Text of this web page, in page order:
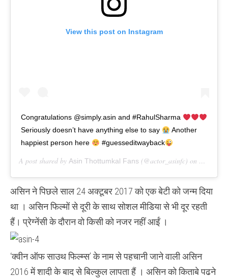
View this post on Instagram
Congratulations @simply.asin and #RahulSharma
Seriously doesn’t have anything else to say
Another
happiest person here
#guesseditwayback
A post shared by Asin Thottumkal Fans (@actor_asinfc) on Oct 24,
असिन ने पिछले साल 24 अक्टूबर 2017 को एक बेटी को जन्म दिया
था । असिन फिल्मों से दूरी के साथ सोशल मीडिया से भी दूर रहती
हैं। प्रेग्नेंसी के दौरान वो किसी को नजर नहीं आईं ।
‘क्वीन ऑफ साउथ फिल्म्स’ के नाम से पहचानी जाने वाली असिन
2016 में शादी के बाद से बिल्कुल लापता हैं । असिन को किताबे पढने